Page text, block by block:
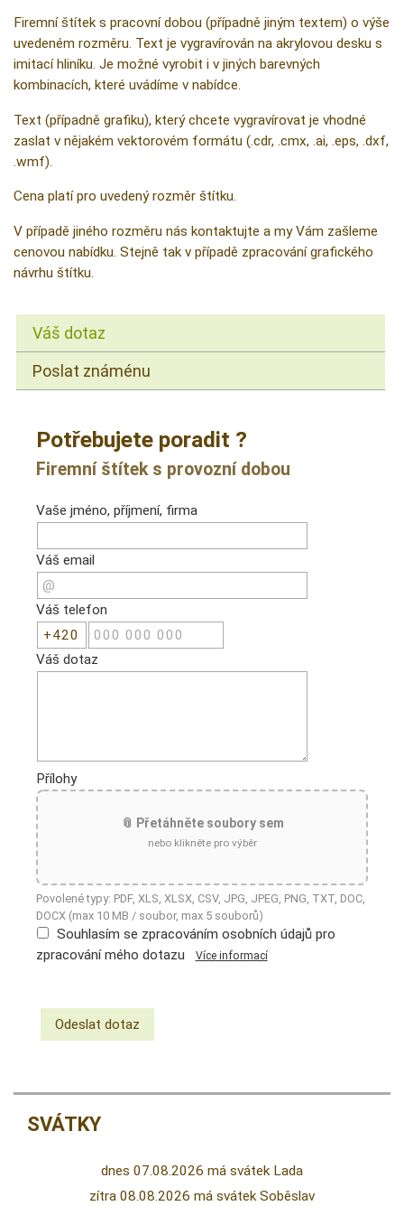
Firemní štítek s pracovní dobou (případně jiným textem) o výše
uvedeném rozměru. Text je vygravírován na akrylovou desku s
imitací hliníku. Je možné vyrobit i v jiných barevných
kombinacích, které uvádíme v nabídce.
Text (případně grafiku), který chcete vygravírovat je vhodné
zaslat v nějakém vektorovém formátu (.cdr, .cmx, .ai, .eps, .dxf,
.wmf).
Cena platí pro uvedený rozměr štítku.
V případě jiného rozměru nás kontaktujte a my Vám zašleme
cenovou nabídku. Stejně tak v případě zpracování grafického
návrhu štítku.
Váš dotaz
Poslat známénu
Potřebujete poradit ?
Firemní štítek s provozní dobou
Vaše jméno, příjmení, firma
Váš email
Váš telefon
Váš dotaz
Přílohy
📎 Přetáhněte soubory sem
nebo klikněte pro výběr
Povolené typy: PDF, XLS, XLSX, CSV, JPG, JPEG, PNG, TXT, DOC,
DOCX (max 10 MB / soubor, max 5 souborů)
Souhlasím se zpracováním osobních údajů pro
zpracování mého dotazu
Více informací
SVÁTKY
dnes 07.08.2026 má svátek Lada
zítra 08.08.2026 má svátek Soběslav